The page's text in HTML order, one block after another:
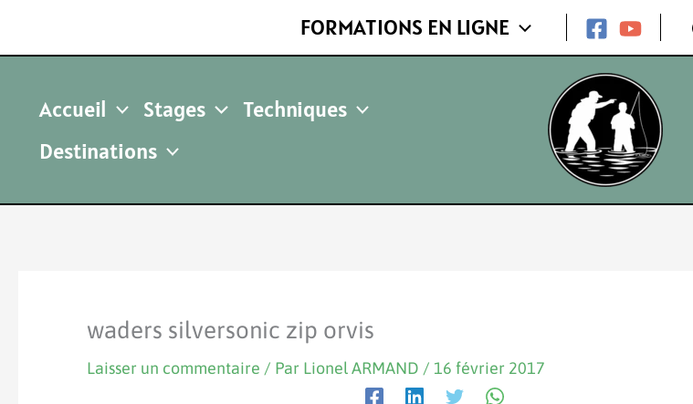
FORMATIONS EN LIGNE
Accueil Stages
Techniques
Destinations
waders silversonic zip orvis
Laisser un commentaire / Par Lionel ARMAND / 16 février 2017